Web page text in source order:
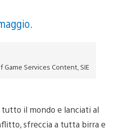
Game Services Content, SIE
il mondo e lanciati al
sfreccia a tutta birra e